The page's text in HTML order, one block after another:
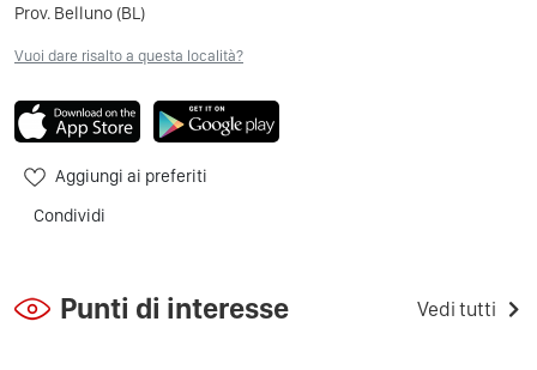
Prov. Belluno (BL)
Vuoi dare risalto a questa località?
Aggiungi ai preferiti
Condividi
Punti di interesse Vedi tutti